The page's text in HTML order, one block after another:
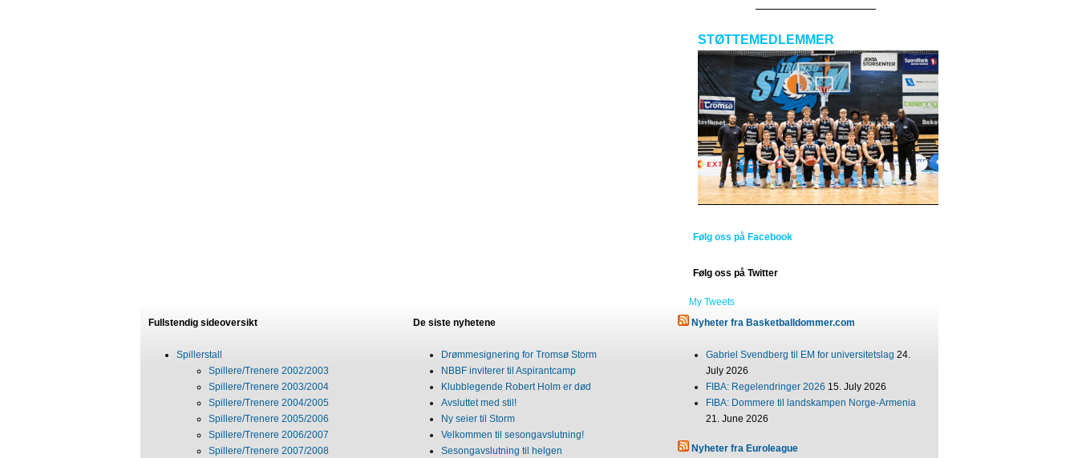
STØTTEMEDLEMMER
Følg oss på Facebook
Følg oss på Twitter
My Tweets
Fullstendig sideoversikt
Spillerstall
Spillere/Trenere 2002/2003
Spillere/Trenere 2003/2004
Spillere/Trenere 2004/2005
Spillere/Trenere 2005/2006
Spillere/Trenere 2006/2007
Spillere/Trenere 2007/2008
De siste nyhetene
Drømmesignering for Tromsø Storm
NBBF inviterer til Aspirantcamp
Klubblegende Robert Holm er død
Avsluttet med stil!
Ny seier til Storm
Velkommen til sesongavslutning!
Sesongavslutning til helgen
Nyheter fra Basketballdommer.com
Gabriel Svendberg til EM for universitetslag 24.
July 2026
FIBA: Regelendringer 2026 15. July 2026
FIBA: Dommere til landskampen Norge-Armenia
21. June 2026
Nyheter fra Euroleague